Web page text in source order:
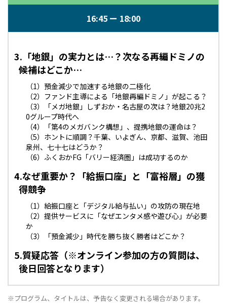
16:45 18:00
3.「地銀」の実力とは…？次なる再編ドミノの
候補はどこか…
（1）預金減少で加速する地銀の二極化
（2）ファンド主導による「地銀再編ドミノ」が起こる？
（3）「メガ地銀」しずおか・名古屋の次は？地銀20兆2
0グループ時代へ
（4）「第4のメガバンク構想」、提携地銀の運命は？
（5）ホントに順調？千葉、いよぎん、京都、滋賀、池田
泉州、七十七はどうか？
（6）ふくおかFG「バリー経済圏」は成功するのか
4.なぜ重要か？「給振口座」と「富裕層」の獲
得競争
（1）給振口座と「デジタル給与払い」の攻防の現在地
（2）提供サービスに「なぜエンタメ感や遊び心」が必要
か
（3）「預金減少」時代を勝ち抜く勝者はどこか？
5.質疑応答（※オンライン参加の方の質問は、
後日回答となります）
※プログラム、タイトルは、予告なく変更される場合があります。